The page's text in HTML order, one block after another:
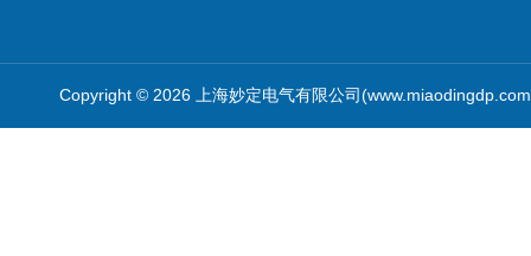
Copyright © 2026 上海妙定电气有限公司